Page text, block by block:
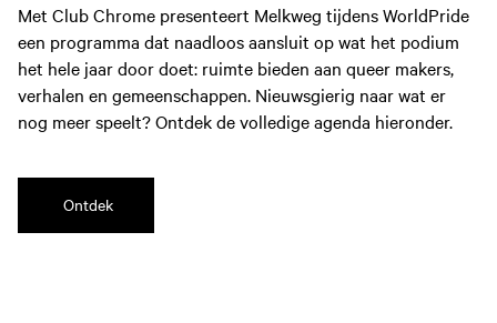
Met Club Chrome presenteert Melkweg tijdens WorldPride
een programma dat naadloos aansluit op wat het podium
het hele jaar door doet: ruimte bieden aan queer makers,
verhalen en gemeenschappen. Nieuwsgierig naar wat er
nog meer speelt? Ontdek de volledige agenda hieronder.
Ontdek